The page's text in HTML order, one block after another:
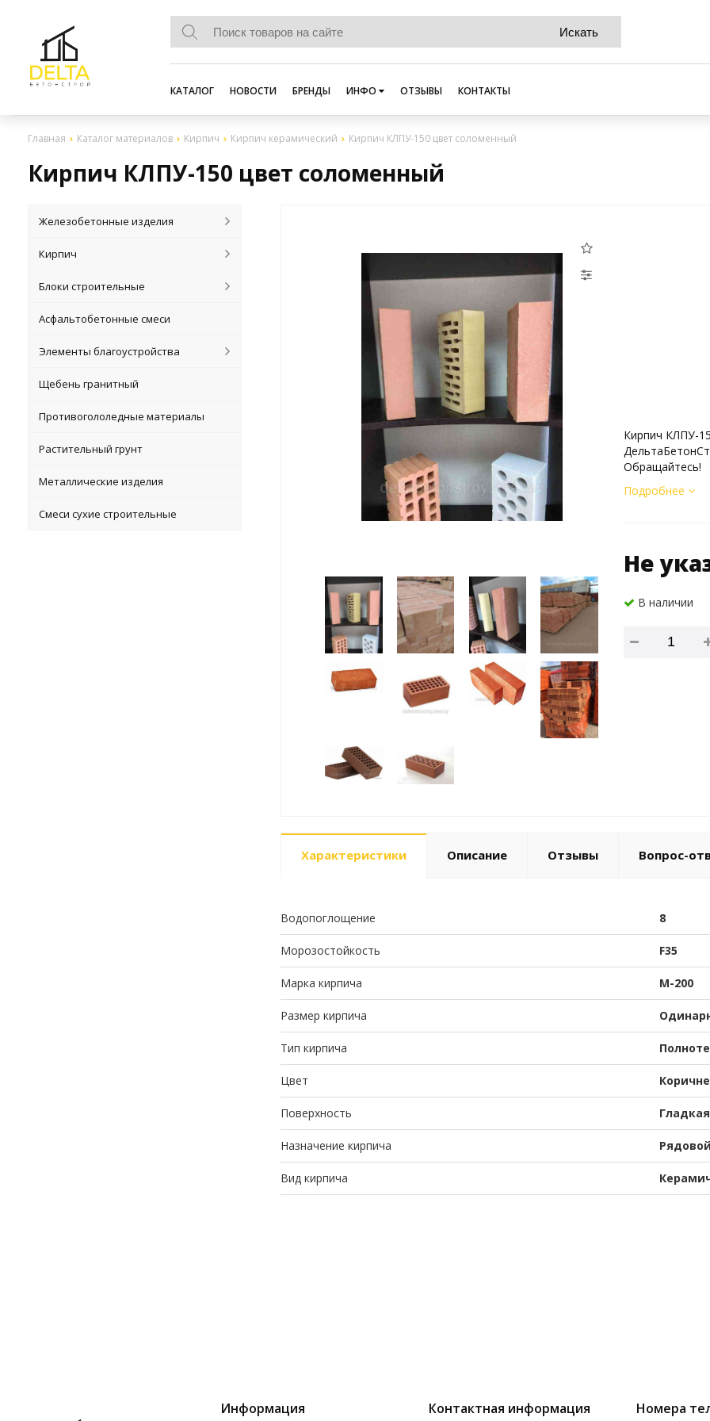
КАТАЛОГ НОВОСТИ БРЕНДЫ ИНФО ОТЗЫВЫ КОНТАКТЫ
Главная Каталог материалов Кирпич Кирпич керамический Кирпич КЛПУ-150 цвет соломенный
Кирпич КЛПУ-150 цвет соломенный
Железобетонные изделия
Кирпич
Блоки строительные
Асфальтобетонные смеси
Элементы благоустройства
Щебень гранитный
Противогололедные материалы
Растительный грунт
Металлические изделия
Смеси сухие строительные
Кирпич КЛПУ-
Обращайтесь!
Подробнее
Не
В наличии
Характеристики Описание Отзывы Вопрос-
Водопоглощение 8
Морозостойкость F35
Марка кирпича М-200
Размер кирпича
Тип кирпича
Цвет
Поверхность Гладкая
Назначение кирпича Рядовой
Вид кирпича
Информация Контактная информация Номера